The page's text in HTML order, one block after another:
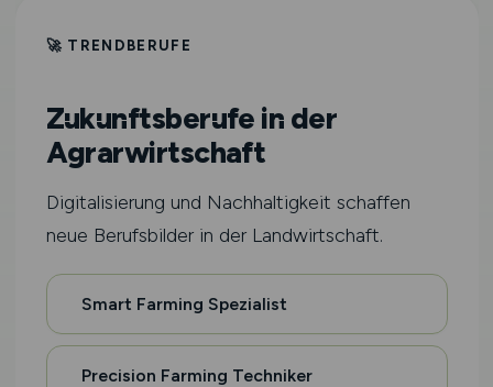
🚀 TRENDBERUFE
Zukunftsberufe in der
Agrarwirtschaft
Digitalisierung und Nachhaltigkeit schaffen
neue Berufsbilder in der Landwirtschaft.
Smart Farming Spezialist
Precision Farming Techniker